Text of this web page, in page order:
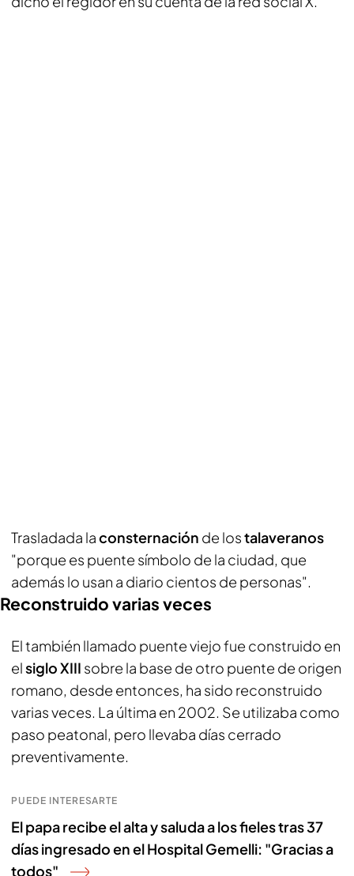
Trasladada laconsternación de lostalaveranos
"porque es puente símbolo de la ciudad, que
además lo usan a diario cientos de personas".
Reconstruido varias veces
El también llamado puente viejo fue construido en
elsiglo XIII sobre la base de otro puente de origen
romano, desde entonces, ha sido reconstruido
varias veces. La última en 2002. Se utilizaba como
paso peatonal, pero llevaba días cerrado
preventivamente.
PUEDE INTERESARTE
El papa recibe el alta y saluda a los fieles tras 37
días ingresado en el Hospital Gemelli: "Gracias a
todos"